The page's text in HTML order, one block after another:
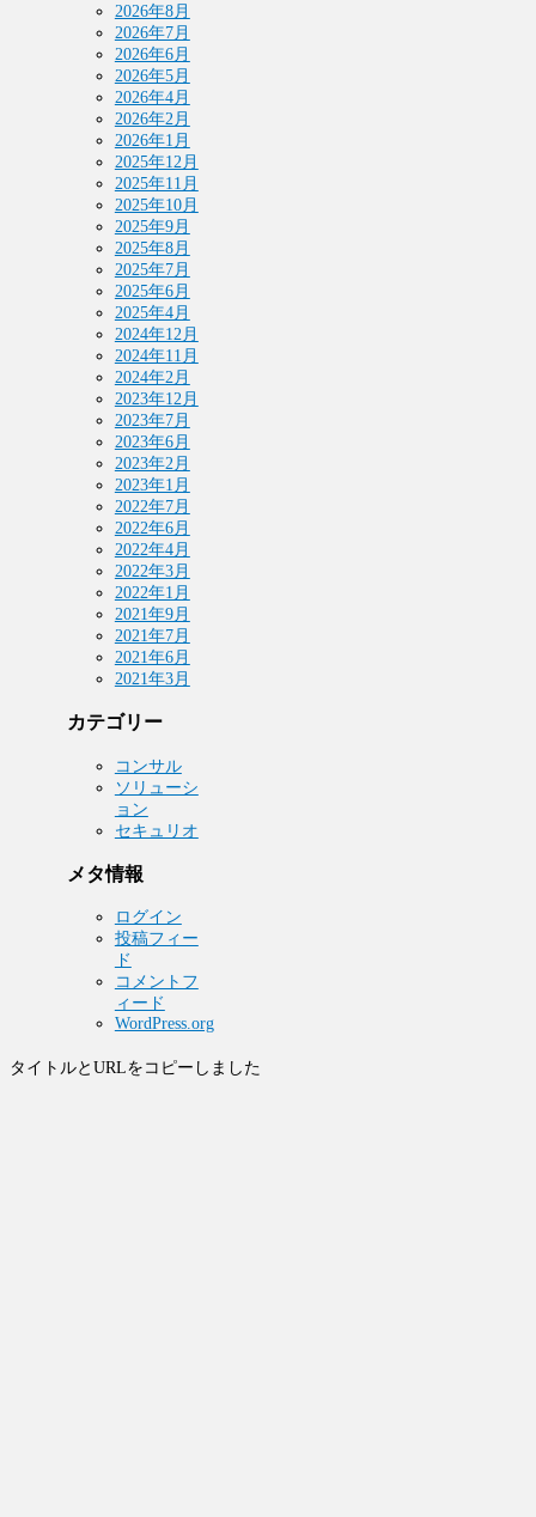
2026年8月
2026年7月
2026年6月
2026年5月
2026年4月
2026年2月
2026年1月
2025年12月
2025年11月
2025年10月
2025年9月
2025年8月
2025年7月
2025年6月
2025年4月
2024年12月
2024年11月
2024年2月
2023年12月
2023年7月
2023年6月
2023年2月
2023年1月
2022年7月
2022年6月
2022年4月
2022年3月
2022年1月
2021年9月
2021年7月
2021年6月
2021年3月
カテゴリー
コンサル
ソリューシ
ョン
セキュリオ
メタ情報
ログイン
投稿フィー
ド
コメントフ
ィード
WordPress.org
タイトルとURLをコピーしました